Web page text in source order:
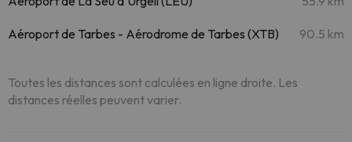
Aéroport de Tarbes - Aérodrome de Tarbes (XTB) 90.5 km
Toutes les distances sont calculées en ligne droite. Les
distances réelles peuvent varier.